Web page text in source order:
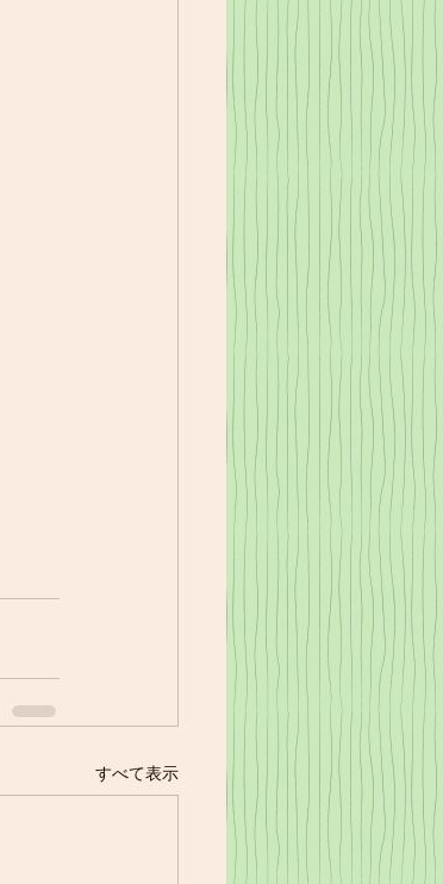
すべて表示